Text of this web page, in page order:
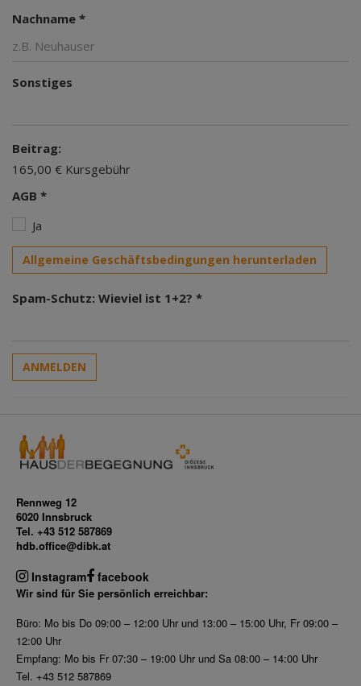
Nachname *
Sonstiges
Beitrag:
165,00 € Kursgebühr
AGB *
Ja
Allgemeine Geschäftsbedingungen herunterladen
Spam-Schutz: Wieviel ist 1+2? *
ANMELDEN
Rennweg 12
6020 Innsbruck
Tel. +43 512 587869
hdb.office@dibk.at
Instagram facebook
Wir sind für Sie persönlich erreichbar:
Büro: Mo bis Do 09:00 – 12:00 Uhr und 13:00 – 15:00 Uhr, Fr 09:00 –
12:00 Uhr
Empfang: Mo bis Fr 07:30 – 19:00 Uhr und Sa 08:00 – 14:00 Uhr
Tel. +43 512 587869